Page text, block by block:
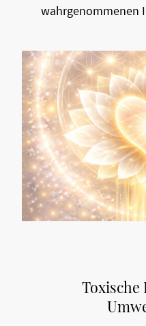
wahrgenommenen
Toxische